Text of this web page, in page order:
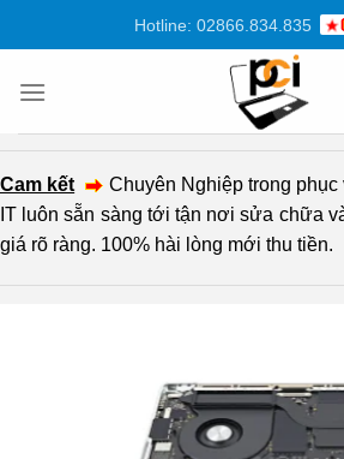
dung
Hotline: 02866.834.835
Cam kết
Chuyên Nghiệp trong
IT luôn sẵn sàng tới tận nơi sửa chữa
giá rõ ràng. 100% hài lòng mới thu tiền.